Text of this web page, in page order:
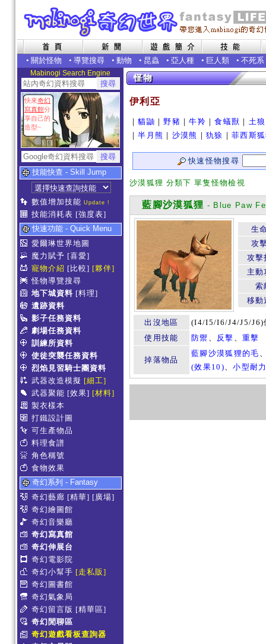
• 關於怪物 • 導覽搜尋 • 動物 • 昆蟲 • 亞人種 • 巨人類 • 不死系
Mabinogi Search Engine
快來奇幻
寫真館分
享自己的
造型~
技能快查 - Skill Jump
數值增加技能 Update !
技能消耗表 [強度表]
快速功能 - Quick Menu
愛爾琳世界地圖
魔力賦予 [喜愛]
寵物介紹 [比較] [夥伴]
怪物導覽搜尋
地下城資料 [料理]
遺跡資料
影子任務資料
劇場任務資料
訓練所資料
使徒突襲任務資料
烈焰見習騎士團資料
武器改造模擬 [細工]
武器聚能 [效果] [材料]
製衣樣本
打鐵設計圖
可生產物品
料理食譜
角色稱號
食物效果
奇幻系列 - Fantasy
奇幻藝廊 [精華] [廣場]
奇幻繪圖館
奇幻音樂廳
奇幻寫真館
奇幻伸展台
奇幻電影院
奇幻小幫手 [走私販]
奇幻圖書館
奇幻氣象局
奇幻留言版 [精華區]
奇幻閒聊區
奇幻遊戲看板查詢器
伊利亞
｜貓鼬 ｜野豬 ｜牛羚 ｜食蟻獸 ｜ 土狼
｜半月熊 ｜ 沙漠熊 ｜犰狳 ｜菲西斯
快速怪物搜尋
沙漠狐狸 分類下 單隻怪物檢視
藍腳沙漠狐狸 - Blue Paw
生
攻
攻擊
主動
索
移動
出沒地區
(I4/I5/I6/J4/J5/J6)
使用技能
防禦 、 反擊 、重擊
掉落物品
藍腳沙漠狐狸的毛
(效果10)、小型耐